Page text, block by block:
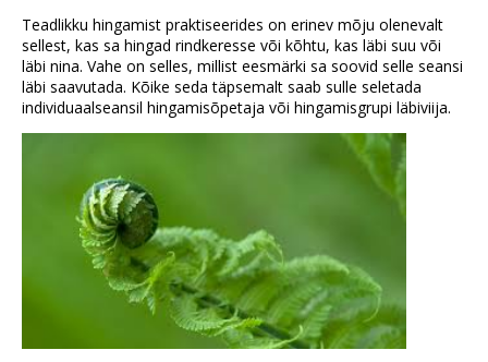
Teadlikku hingamist praktiseerides on erinev mõju olenevalt
sellest, kas sa hingad rindkeresse või kõhtu, kas läbi suu või
läbi nina. Vahe on selles, millist eesmärki sa soovid selle seansi
läbi saavutada. Kõike seda täpsemalt saab sulle seletada
individuaalseansil hingamisõpetaja või hingamisgrupi läbiviija.